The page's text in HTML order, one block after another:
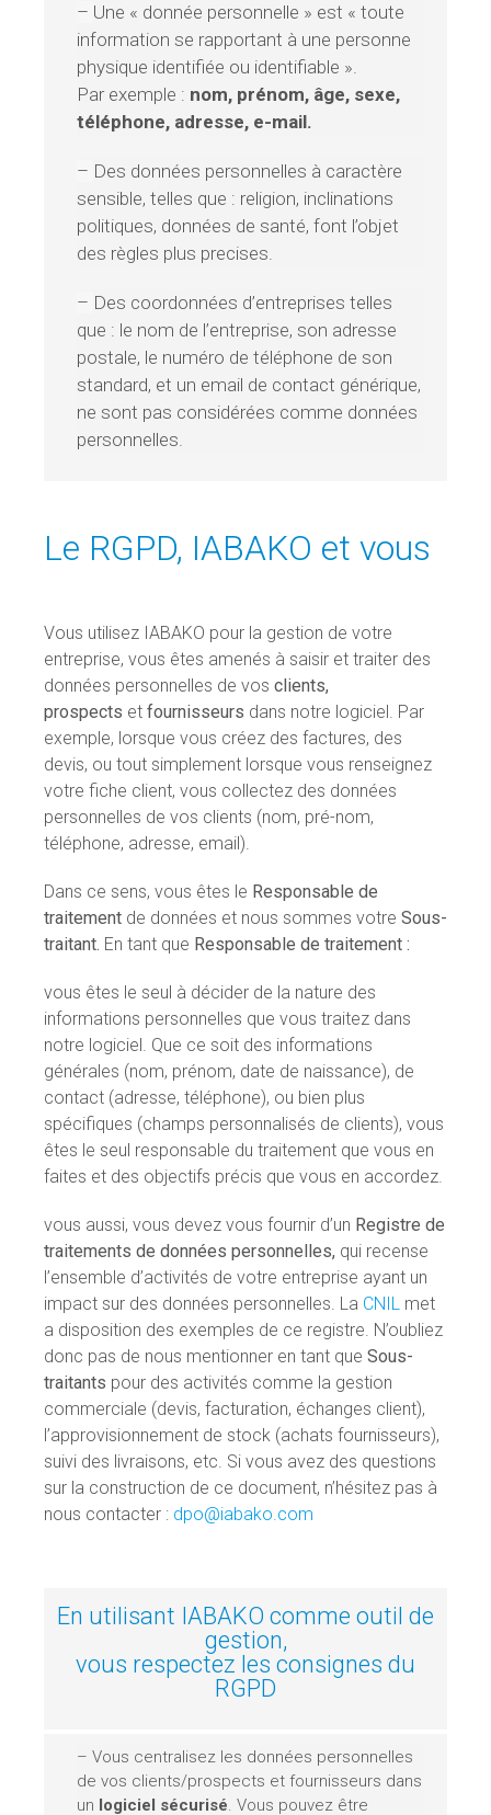
– Une « donnée personnelle » est « toute
information se rapportant à une personne
physique identifiée ou identifiable ».
Par exemple : nom, prénom, âge, sexe,
téléphone, adresse, e-mail.
– Des données personnelles à caractère
sensible, telles que : religion, inclinations
politiques, données de santé, font l’objet
des règles plus precises.
– Des coordonnées d’entreprises telles
que : le nom de l’entreprise, son adresse
postale, le numéro de téléphone de son
standard, et un email de contact générique,
ne sont pas considérées comme données
personnelles.
Le RGPD, IABAKO et vous
Vous utilisez IABAKO pour la gestion de votre
entreprise, vous êtes amenés à saisir et traiter des
données personnelles de vos clients,
prospects et fournisseurs dans notre logiciel. Par
exemple, lorsque vous créez des factures, des
devis, ou tout simplement lorsque vous renseignez
votre fiche client, vous collectez des données
personnelles de vos clients (nom, pré-nom,
téléphone, adresse, email).
Dans ce sens, vous êtes le Responsable de
traitement de données et nous sommes votre Sous-
traitant. En tant que Responsable de traitement :
vous êtes le seul à décider de la nature des
informations personnelles que vous traitez dans
notre logiciel. Que ce soit des informations
générales (nom, prénom, date de naissance), de
contact (adresse, téléphone), ou bien plus
spécifiques (champs personnalisés de clients), vous
êtes le seul responsable du traitement que vous en
faites et des objectifs précis que vous en accordez.
vous aussi, vous devez vous fournir d’un Registre de
traitements de données personnelles, qui recense
l’ensemble d’activités de votre entreprise ayant un
impact sur des données personnelles. La CNIL met
a disposition des exemples de ce registre. N’oubliez
donc pas de nous mentionner en tant que Sous-
traitants pour des activités comme la gestion
commerciale (devis, facturation, échanges client),
l’approvisionnement de stock (achats fournisseurs),
suivi des livraisons, etc. Si vous avez des questions
sur la construction de ce document, n’hésitez pas à
nous contacter : dpo@iabako.com
En utilisant IABAKO comme outil de
gestion,
vous respectez les consignes du
RGPD
– Vous centralisez les données personnelles
de vos clients/prospects et fournisseurs dans
un logiciel sécurisé. Vous pouvez être